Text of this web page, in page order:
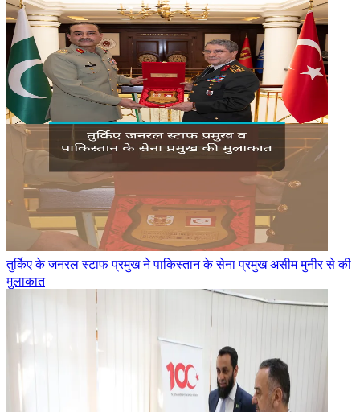
तुर्किए के जनरल स्टाफ प्रमुख ने पाकिस्तान के सेना प्रमुख असीम मुनीर से की
मुलाकात